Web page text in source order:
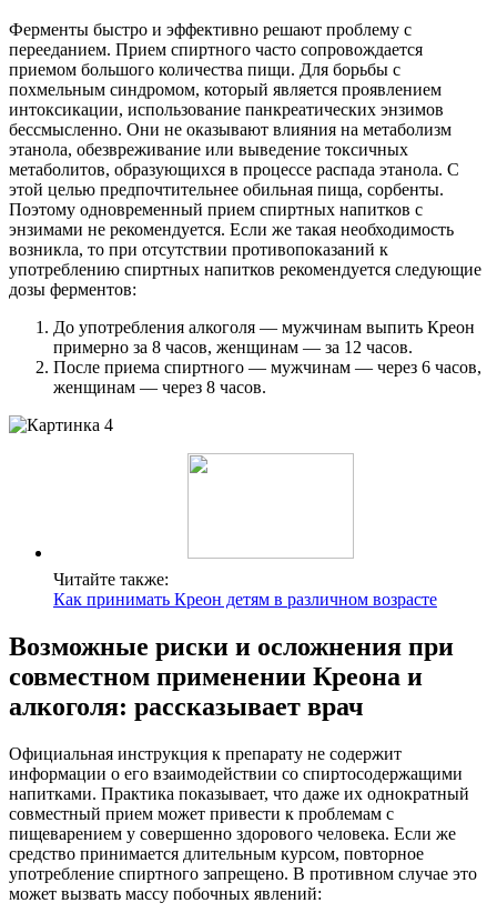
Ферменты быстро и эффективно решают проблему с
перееданием. Прием спиртного часто сопровождается
приемом большого количества пищи. Для борьбы с
похмельным синдромом, который является проявлением
интоксикации, использование панкреатических энзимов
бессмысленно. Они не оказывают влияния на метаболизм
этанола, обезвреживание или выведение токсичных
метаболитов, образующихся в процессе распада этанола. С
этой целью предпочтительнее обильная пища, сорбенты.
Поэтому одновременный прием спиртных напитков с
энзимами не рекомендуется. Если же такая необходимость
возникла, то при отсутствии противопоказаний к
употреблению спиртных напитков рекомендуется следующие
дозы ферментов:
До употребления алкоголя — мужчинам выпить Креон
примерно за 8 часов, женщинам — за 12 часов.
После приема спиртного — мужчинам — через 6 часов,
женщинам — через 8 часов.
Читайте также:
Как принимать Креон детям в различном возрасте
Возможные риски и осложнения при
совместном применении Креона и
алкоголя: рассказывает врач
Официальная инструкция к препарату не содержит
информации о его взаимодействии со спиртосодержащими
напитками. Практика показывает, что даже их однократный
совместный прием может привести к проблемам с
пищеварением у совершенно здорового человека. Если же
средство принимается длительным курсом, повторное
употребление спиртного запрещено. В противном случае это
может вызвать массу побочных явлений: